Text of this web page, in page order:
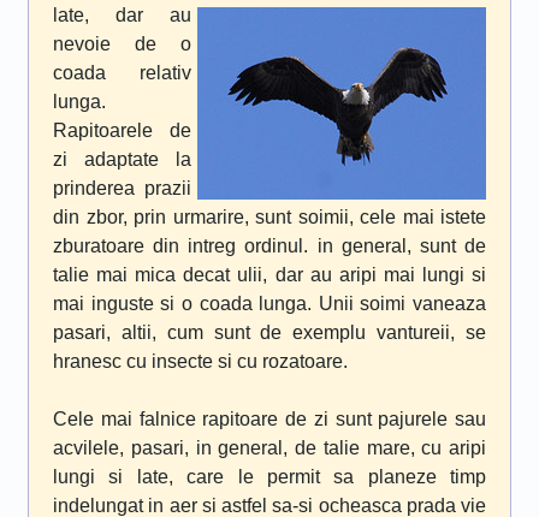
late, dar au
nevoie de o
coada relativ
lunga.
Rapitoarele de
zi adaptate la
prinderea prazii
din zbor, prin urmarire, sunt soimii, cele mai istete
zburatoare din intreg ordinul. in general, sunt de
talie mai mica decat ulii, dar au aripi mai lungi si
mai inguste si o coada lunga. Unii soimi vaneaza
pasari, altii, cum sunt de exemplu vantureii, se
hranesc cu insecte si cu rozatoare.
Cele mai falnice rapitoare de zi sunt pajurele sau
acvilele, pasari, in general, de talie mare, cu aripi
lungi si late, care le permit sa planeze timp
indelungat in aer si astfel sa-si ocheasca prada vie